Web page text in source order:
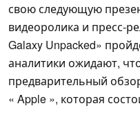
свою следующую
видеоролика и пресс-
Galaxy Unpacked»
аналитики ожидают,
предварительный
« Apple », которая